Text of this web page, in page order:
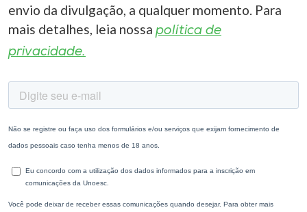
envio da divulgação, a qualquer momento. Para
mais detalhes, leia nossa política de
privacidade.